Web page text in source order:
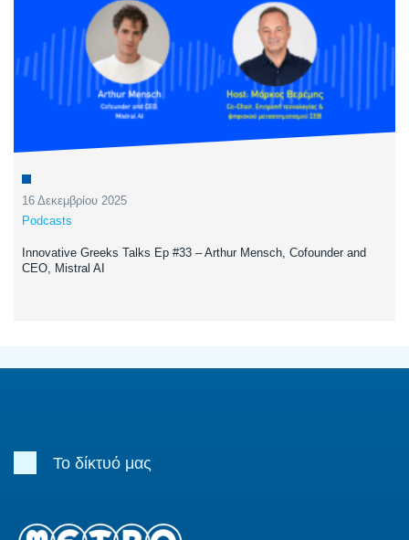
16 Δεκεμβρίου 2025
Podcasts
Innovative Greeks Talks Ep #33 – Arthur Mensch, Cofounder and
CEO, Mistral AI
Το δίκτυό μας